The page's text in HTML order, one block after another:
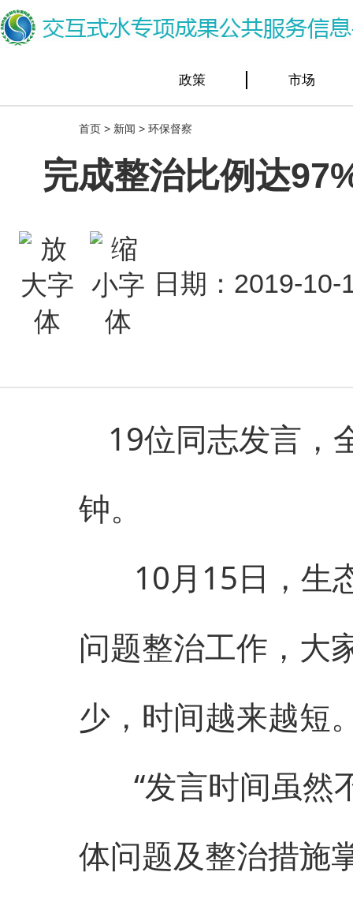
政策 市场
首页 > 新闻 > 环保督察
完成整治比例达
日期：2019-
19位同志发言，
钟。
10月15日，生
问题整治工作，大
少，时间越来越短
“发言时间虽然
体问题及整治措施